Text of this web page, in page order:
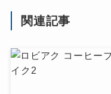
関連記事